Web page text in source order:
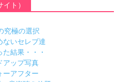
ト）
究極の選択
ないセレブ達
た結果・・・
アップ写真
ーアフター